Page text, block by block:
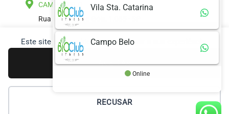
Este site usa cookies paramelhorar a sua experiência.
ACEITAR
RECUSAR
CAMPO BELO
Rua Zacarias de Góis, 1.085 - SP
(11) 3467-3377 . 3467-3375
Vila Sta. Catarina
Campo Belo
Online